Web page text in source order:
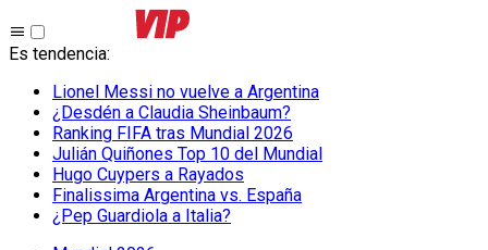
Es tendencia:
Lionel Messi no vuelve a Argentina
¿Desdén a Claudia Sheinbaum?
Ranking FIFA tras Mundial 2026
Julián Quiñones Top 10 del Mundial
Hugo Cuypers a Rayados
Finalissima Argentina vs. España
¿Pep Guardiola a Italia?